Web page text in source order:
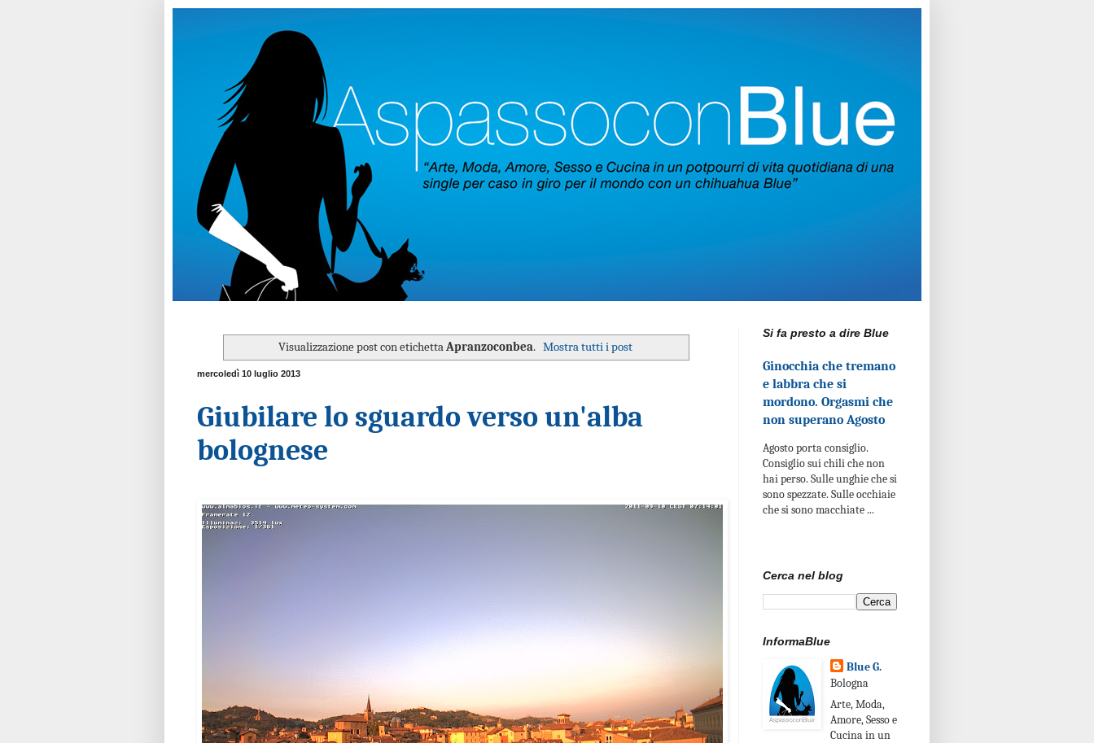
Visualizzazione post con etichettaApranzoconbea. Mostra tutti i post
mercoledì 10 luglio 2013
Giubilare lo sguardo verso un'alba
bolognese
Si fa presto a dire Blue
Ginocchia che tremano
e labbra che si
mordono. Orgasmi che
non superano Agosto
Agosto porta consiglio.
Consiglio sui chili che non
hai perso. Sulle unghie che si
sono spezzate. Sulle occhiaie
che si sono macchiate ...
Cerca nel blog
InformaBlue
Blue G.
Bologna
Arte, Moda,
Amore, Sesso e
Cucina in un